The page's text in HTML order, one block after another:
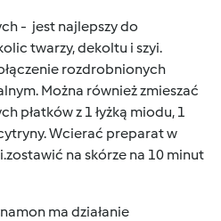
- jest najlepszy do
twarzy, dekoltu i szyi.
rozdrobnionych
Można również zmieszać
płatków z 1 łyżką miodu, 1
cytryny. Wcierać preparat w
na skórze na 10 minut
ma działanie